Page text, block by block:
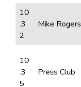
10
:3
2
Mike Rogers
10
:3
5
Press Club